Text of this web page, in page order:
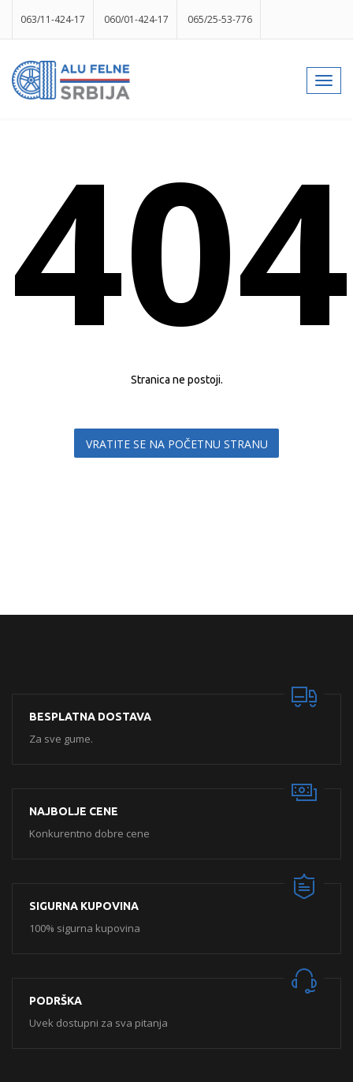
063/11-424-17 060/01-424-17 065/25-53-776
info@gumesrbija.rs
404
Stranica ne postoji.
VRATITE SE NA POČETNU STRANU
BESPLATNA DOSTAVA
Za sve gume.
NAJBOLJE CENE
Konkurentno dobre cene
SIGURNA KUPOVINA
100% sigurna kupovina
PODRŠKA
Uvek dostupni za sva pitanja